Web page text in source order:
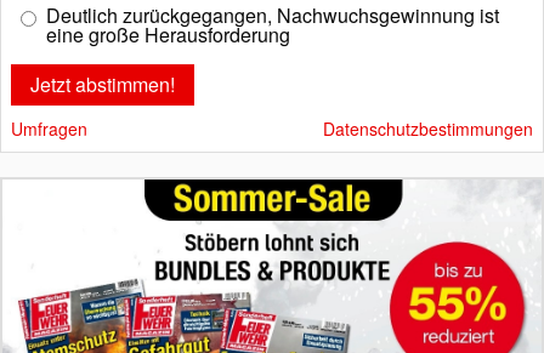
Deutlich zurückgegangen, Nachwuchsgewinnung ist
eine große Herausforderung
Umfragen Datenschutzbestimmungen